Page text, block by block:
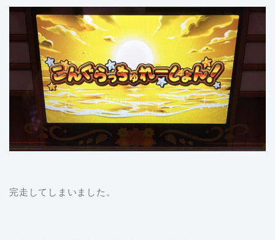
完走してしまいました。